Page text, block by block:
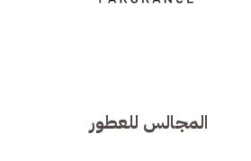
المجالس للعطور